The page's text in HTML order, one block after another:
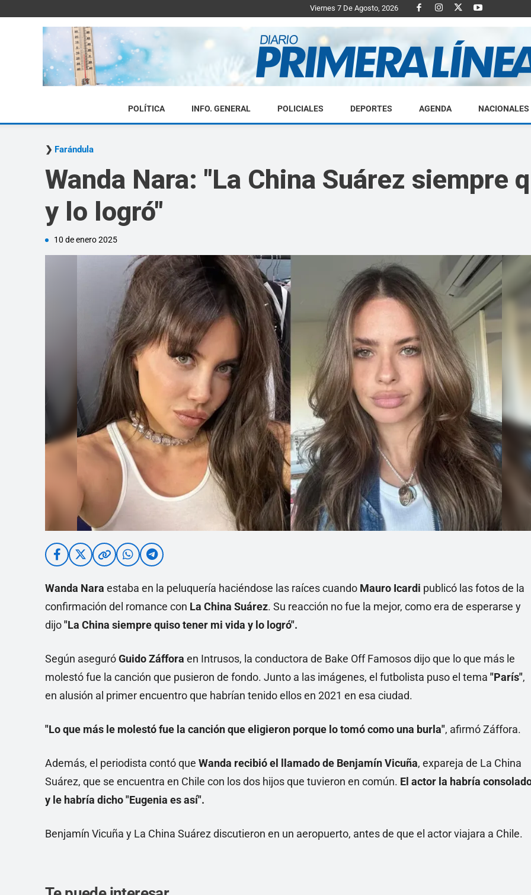
Viernes 7 De Agosto, 2026
Diario
Linea
POLÍTICA INFO. GENERAL POLICIALES DEPORTES AGENDA NACIONALES
Farándula
Wanda Nara: "La China Suárez siempre
y lo logró"
10 de enero 2025
Wanda Nara estaba en la peluquería haciéndose las raíces cuando Mauro Icardi publicó las fotos de la
confirmación del romance con La China Suárez. Su reacción no fue la mejor, como era de esperarse y
dijo"La China siempre quiso tener mi vida y lo logró".
Según aseguróGuido Záffora en Intrusos, la conductora de Bake Off Famosos dijo que lo que más le
molestó fue la canción que pusieron de fondo. Junto a las imágenes, el futbolista puso el tema "París",
en alusión al primer encuentro que habrían tenido ellos en 2021 en esa ciudad.
"Lo que más le molestó fue la canción que eligieron porque lo tomó como una burla", afirmó Záffora.
Además, el periodista contó que Wanda recibió el llamado de Benjamín Vicuña, expareja de La China
Suárez, que se encuentra en Chile con los dos hijos que tuvieron en común. El actor la habría
y le habría dicho"Eugenia es así".
Benjamín Vicuña y La China Suárez discutieron en un aeropuerto, antes de que el actor viajara a Chile.